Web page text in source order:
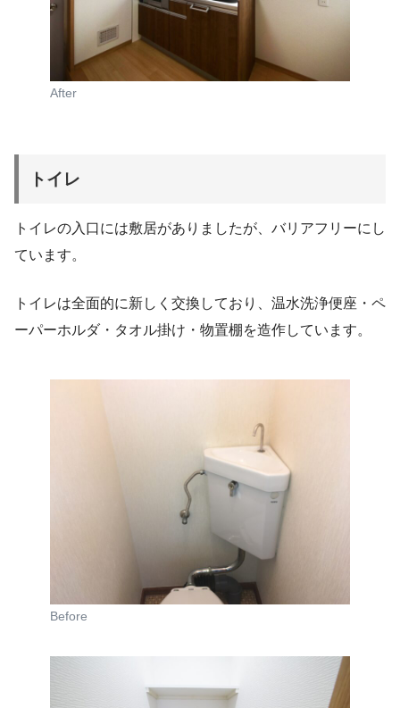
After
トイレ
トイレの入口には敷居がありましたが、バリアフリーにし
ています。
トイレは全面的に新しく交換しており、温水洗浄便座・ペ
ーパーホルダ・タオル掛け・物置棚を造作しています。
Before